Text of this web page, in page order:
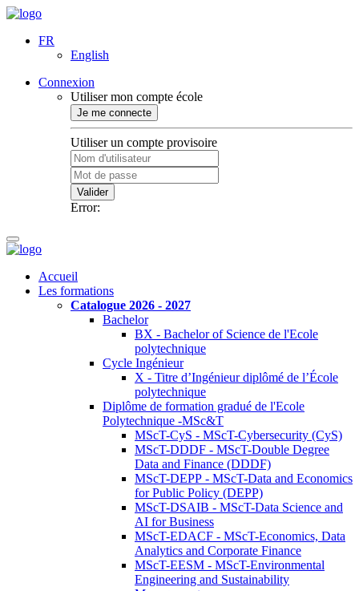
FR
English
Connexion
Utiliser mon compte école
Je me connecte
Utiliser un compte provisoire
Valider
Error:
Accueil
Les formations
Catalogue 2026 - 2027
Bachelor
BX - Bachelor of Science de l'Ecole
polytechnique
Cycle Ingénieur
X - Titre d’Ingénieur diplômé de l’École
polytechnique
Diplôme de formation gradué de l'Ecole
Polytechnique -MSc&T
MScT-CyS - MScT-Cybersecurity (CyS)
MScT-DDDF - MScT-Double Degree
Data and Finance (DDDF)
MScT-DEPP - MScT-Data and Economics
for Public Policy (DEPP)
MScT-DSAIB - MScT-Data Science and
AI for Business
MScT-EDACF - MScT-Economics, Data
Analytics and Corporate Finance
MScT-EESM - MScT-Environmental
Engineering and Sustainability